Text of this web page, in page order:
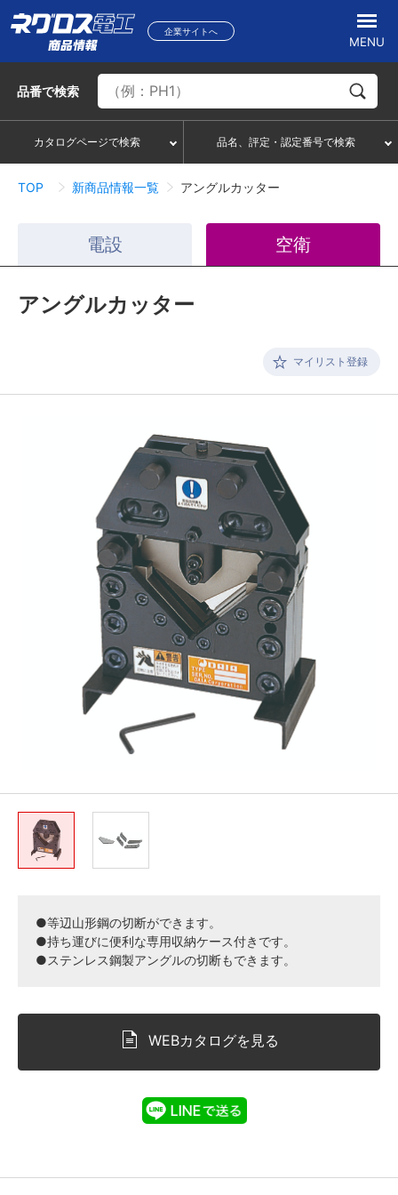
企業サイトへ
MENU
品番で検索
カタログページで検索 品名、評定・認定番号で検索
TOP 新商品情報一覧 アングルカッター
電設 空衛
アングルカッター
マイリスト登録
●等辺山形鋼の切断ができます。
●持ち運びに便利な専用収納ケース付きです。
●ステンレス鋼製アングルの切断もできます。
WEBカタログを見る